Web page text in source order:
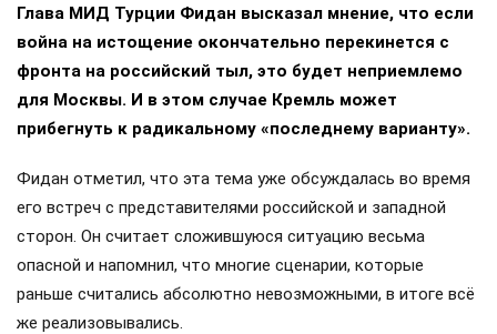
Глава МИД Турции Фидан высказал мнение, что если
война на истощение окончательно перекинется с
фронта на российский тыл, это будет неприемлемо
для Москвы. И в этом случае Кремль может
прибегнуть к радикальному «последнему варианту».
Фидан отметил, что эта тема уже обсуждалась во время
его встреч с представителями российской и западной
сторон. Он считает сложившуюся ситуацию весьма
опасной и напомнил, что многие сценарии, которые
раньше считались абсолютно невозможными, в итоге всё
же реализовывались.